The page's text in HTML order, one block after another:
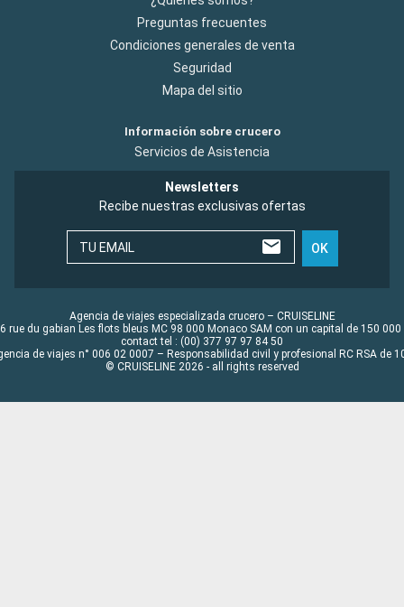
Preguntas frecuentes
Condiciones generales de venta
Seguridad
Mapa del sitio
Información sobre crucero
Servicios de Asistencia
Newsletters
Recibe nuestras exclusivas ofertas
TU EMAIL OK
Agencia de viajes especializada crucero – CRUISELINE
rue du gabian Les flots bleus MC 98 000 Monaco SAM con un capital de 150 000
contact tel : (00) 377 97 97 84 50
de viajes n° 006 02 0007 – Responsabilidad civil y profesional RC RSA de
© CRUISELINE 2026 - all rights reserved